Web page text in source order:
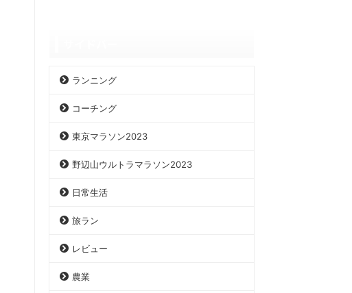
ランニング
コーチング
東京マラソン2023
野辺山ウルトラマラソン2023
日常生活
旅ラン
レビュー
農業